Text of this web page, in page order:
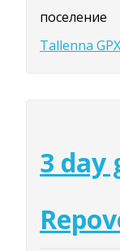
поселение
Tallenna
3 day